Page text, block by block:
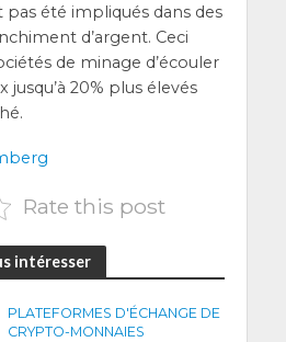
été impli­qués dans des
d’argent. Ceci
de minage d’é­cou­ler
jus­qu’à 20% plus éle­vés
Rate this post
intéresser
PLATEFORMES D'ÉCHANGE DE
CRYPTO-MONNAIES